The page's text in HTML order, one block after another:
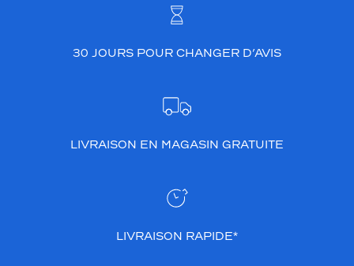
30 JOURS POUR CHANGER D’AVIS
LIVRAISON EN MAGASIN GRATUITE
LIVRAISON RAPIDE*